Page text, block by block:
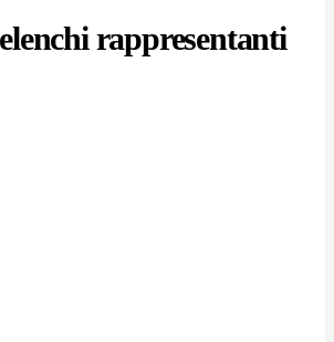
rappresentanti